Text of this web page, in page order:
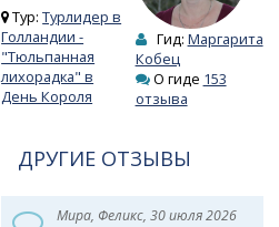
Тур:Турлидер в
Голландии -
"Тюльпанная
лихорадка" в
День Короля
Гид: Маргарита
Кобец
О гиде 153
отзыва
ДРУГИЕ ОТЗЫВЫ
Мира, Феликс, 30 июля 2026